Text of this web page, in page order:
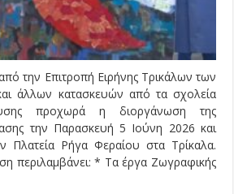
την Επιτροπή Ειρήνης Τρικάλων των
άλλων κατασκευών από τα σχολεία
προχωρά η διοργάνωση της
την Παρασκευή 5 Ιούνη 2026 και
Ρήγα Φεραίου στα Τρίκαλα.
περιλαμβάνει: * Τα έργα Ζωγραφικής